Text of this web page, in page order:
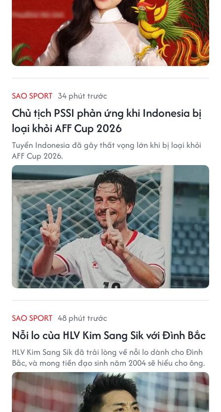
SAO SPORT 34 phút trước
Chủ tịch PSSI phản ứng khi Indonesia bị
loại khỏi AFF Cup 2026
Tuyển Indonesia đã gây thất vọng lớn khi bị loại khỏi
AFF Cup 2026.
SAO SPORT 48 phút trước
Nỗi lo của HLV Kim Sang Sik với Đình Bắc
HLV Kim Sang Sik đã trải lòng về nỗi lo dành cho Đình
Bắc, và mong tiền đạo sinh năm 2004 sẽ hiểu cho ông.